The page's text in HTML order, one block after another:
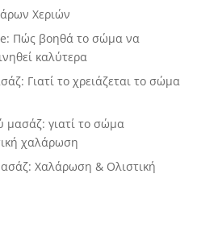
Χεριών
Πώς βοηθά το σώμα να
καλύτερα
Γιατί το χρειάζεται το σώμα
μασάζ: γιατί το σώμα
χαλάρωση
Χαλάρωση & Ολιστική